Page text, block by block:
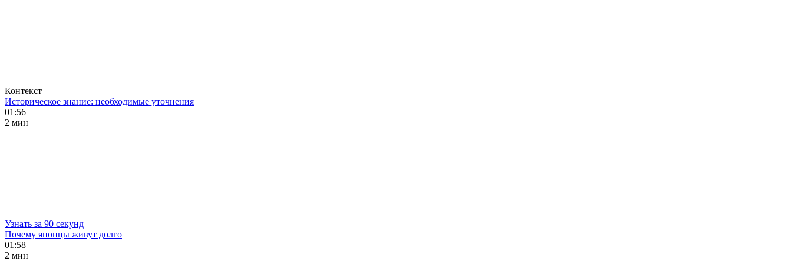
Контекст
Историческое знание: необходимые уточнения
01:56
2 мин
Узнать за 90 секунд
Почему японцы живут долго
01:58
2 мин